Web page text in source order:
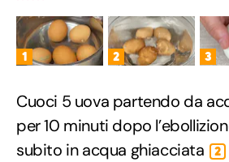
1 2 3
Cuoci 5 uova partendo da
per 10 minuti dopo
subito in acqua ghiacciata
2